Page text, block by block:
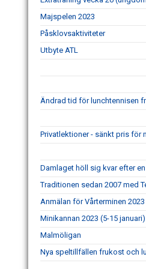
Majspelen 2023
Påsklovsaktiviteter
Utbyte ATL
Ändrad tid för lunchtennisen
Privatlektioner - sänkt pris för
Damlaget höll sig kvar efter
Traditionen sedan 2007 med
Anmälan för Vårterminen
Minikannan 2023 (5-15 januari)
Malmöligan
Nya speltillfällen frukost och